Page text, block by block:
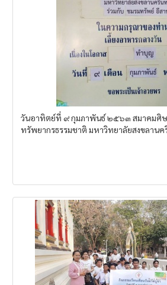
วันอาทิตย์ที่ ๙ กุมภาพันธ์ ๒๕๖๓ สมาคมศิ
ทรัพยากรธรรมชาติ มหาวิทยาลัยสงขลานค